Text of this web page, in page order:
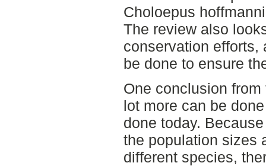
Choloepus
The review also
conservation efforts,
be done to ensure
One conclusion
lot more can be
done today.
the population sizes
different species,